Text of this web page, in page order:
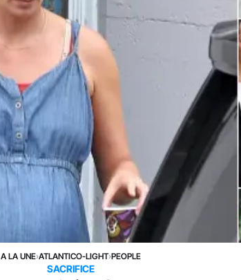
A LA UNE›ATLANTICO-LIGHT›PEOPLE
SACRIFICE